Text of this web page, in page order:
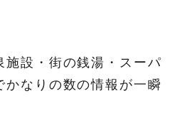
施設・街の銭湯・スーパ
かなりの数の情報が一瞬